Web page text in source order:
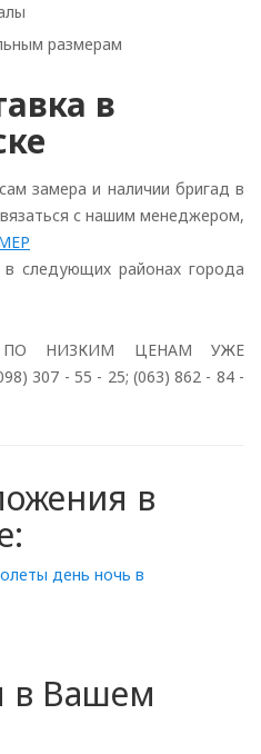
размерам
в
замера и наличии бригад в
с нашим менеджером,
следующих районах города
ПО НИЗКИМ ЦЕНАМ УЖЕ
307 - 55 - 25; (063) 862 - 84 -
в
день ночь в
в Вашем